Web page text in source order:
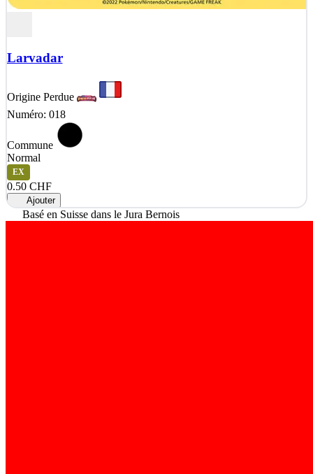
Larvadar
Origine Perdue
Numéro: 018
Commune
Normal
EX
0.50 CHF
Ajouter
Basé en Suisse dans le Jura Bernois